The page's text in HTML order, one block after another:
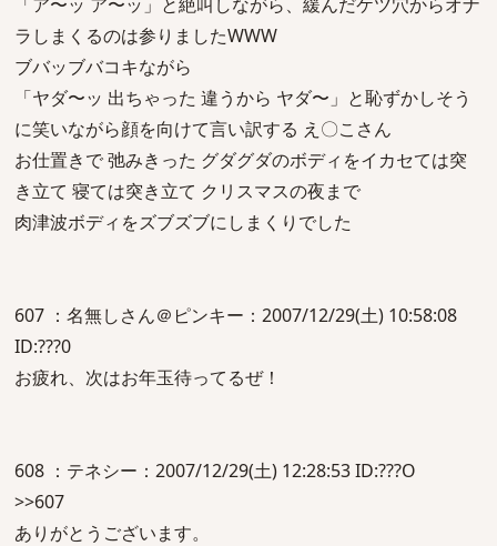
ラしまくるのは参りましたWWW
ブバッブバコキながら
「ヤダ〜ッ 出ちゃった 違うから ヤダ〜」と恥ずかしそう
に笑いながら顔を向けて言い訳する え〇こさん
お仕置きで 弛みきった グダグダのボディをイカセては突
き立て 寝ては突き立て クリスマスの夜まで
肉津波ボディをズブズブにしまくりでした
607 ：名無しさん＠ピンキー：2007/12/29(土) 10:58:08
ID:???0
お疲れ、次はお年玉待ってるぜ！
608 ：テネシー：2007/12/29(土) 12:28:53 ID:???O
>>607
ありがとうございます。